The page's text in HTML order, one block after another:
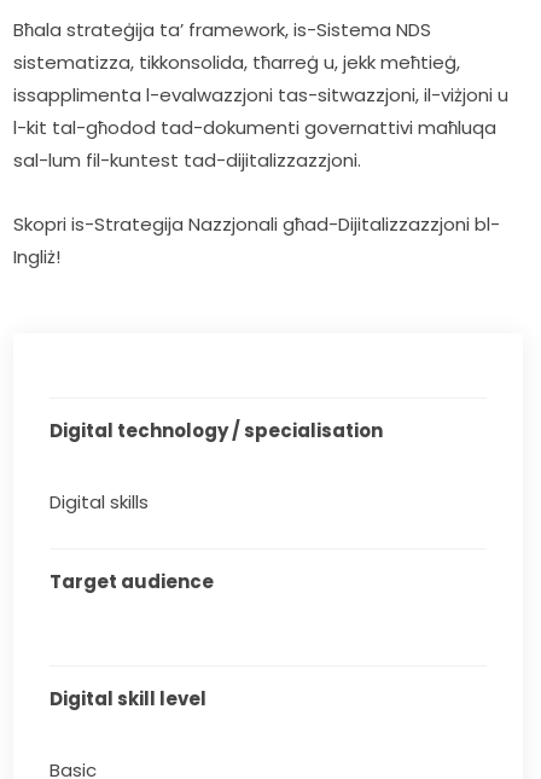
Bħala strateġija ta’ framework, is-Sistema NDS
sistematizza, tikkonsolida, tħarreġ u, jekk meħtieġ,
issapplimenta l-evalwazzjoni tas-sitwazzjoni, il-viżjoni u
l-kit tal-għodod tad-dokumenti governattivi maħluqa
sal-lum fil-kuntest tad-dijitalizzazzjoni.
Skopri is-Strategija Nazzjonali għad-Dijitalizzazzjoni bl-
Ingliż!
Digital technology / specialisation
Digital skills
Target audience
Digital skill level
Basic